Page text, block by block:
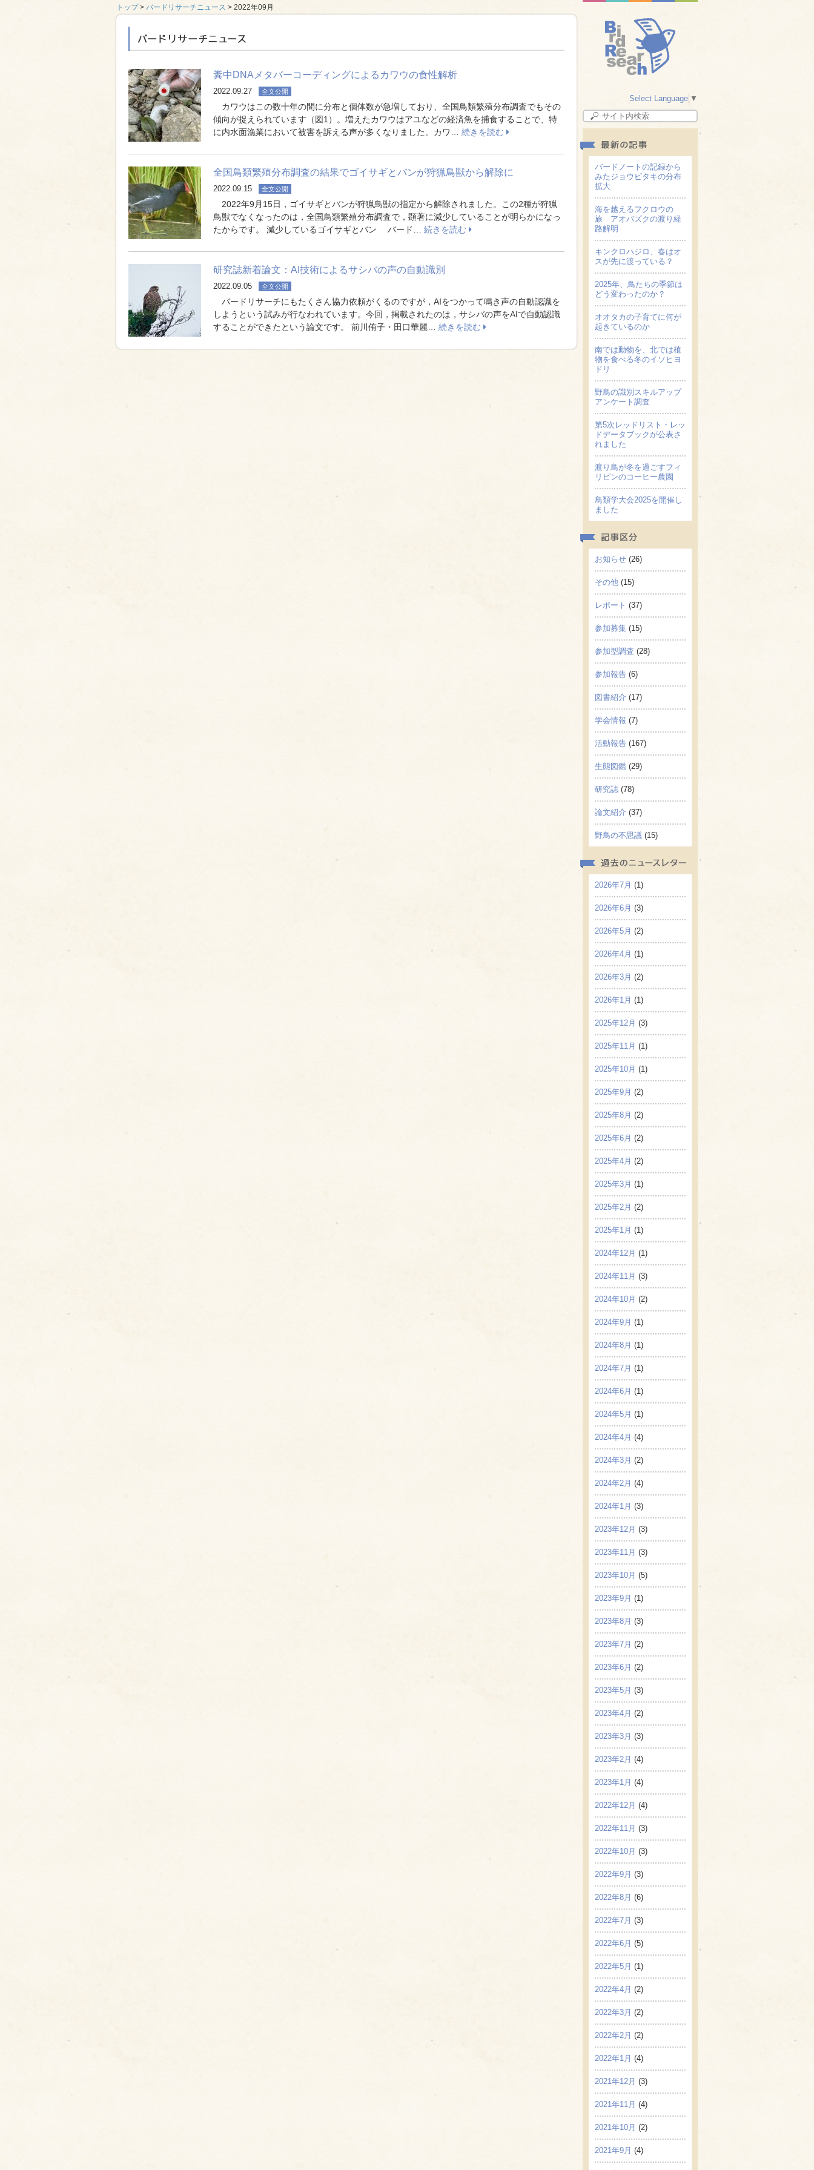
トップ> バードリサーチニュース > 2022年09月
糞中DNAメタバーコーディングによるカワウの食性解析
2022.09.27 全文公開
カワウはこの数十年の間に分布と個体数が急増しており、全国鳥類繁殖分布調査でもその
傾向が捉えられています（図1）。増えたカワウはアユなどの経済魚を捕食することで、特
に内水面漁業において被害を訴える声が多くなりました。カワ… 続きを読む
全国鳥類繁殖分布調査の結果でゴイサギとバンが狩猟鳥獣から解除に
2022.09.15 全文公開
2022年9月15日，ゴイサギとバンが狩猟鳥獣の指定から解除されました。この2種が狩猟
鳥獣でなくなったのは，全国鳥類繁殖分布調査で，顕著に減少していることが明らかになっ
たからです。 減少しているゴイサギとバン バード… 続きを読む
研究誌新着論文：AI技術によるサシバの声の自動識別
2022.09.05 全文公開
バードリサーチにもたくさん協力依頼がくるのですが，AIをつかって鳴き声の自動認識を
しようという試みが行なわれています。今回，掲載されたのは，サシバの声をAIで自動認識
することができたという論文です。 前川侑子・田口華麗… 続きを読む
Select Language ▼
バードノートの記録から
みたジョウビタキの分布
拡大
海を越えるフクロウの
旅 アオバズクの渡り経
路解明
キンクロハジロ、春はオ
スが先に渡っている？
2025年、鳥たちの季節は
どう変わったのか？
オオタカの子育てに何が
起きているのか
南では動物を、北では植
物を食べる冬のイソヒヨ
ドリ
野鳥の識別スキルアップ
アンケート調査
第5次レッドリスト・レッ
ドデータブックが公表さ
れました
渡り鳥が冬を過ごすフィ
リピンのコーヒー農園
鳥類学大会2025を開催し
ました
お知らせ (26)
その他 (15)
レポート (37)
参加募集 (15)
参加型調査 (28)
参加報告 (6)
図書紹介 (17)
学会情報 (7)
活動報告 (167)
生態図鑑 (29)
研究誌 (78)
論文紹介 (37)
野鳥の不思議 (15)
2026年7月 (1)
2026年6月 (3)
2026年5月 (2)
2026年4月 (1)
2026年3月 (2)
2026年1月 (1)
2025年12月 (3)
2025年11月 (1)
2025年10月 (1)
2025年9月 (2)
2025年8月 (2)
2025年6月 (2)
2025年4月 (2)
2025年3月 (1)
2025年2月 (2)
2025年1月 (1)
2024年12月 (1)
2024年11月 (3)
2024年10月 (2)
2024年9月 (1)
2024年8月 (1)
2024年7月 (1)
2024年6月 (1)
2024年5月 (1)
2024年4月 (4)
2024年3月 (2)
2024年2月 (4)
2024年1月 (3)
2023年12月 (3)
2023年11月 (3)
2023年10月 (5)
2023年9月 (1)
2023年8月 (3)
2023年7月 (2)
2023年6月 (2)
2023年5月 (3)
2023年4月 (2)
2023年3月 (3)
2023年2月 (4)
2023年1月 (4)
2022年12月 (4)
2022年11月 (3)
2022年10月 (3)
2022年9月 (3)
2022年8月 (6)
2022年7月 (3)
2022年6月 (5)
2022年5月 (1)
2022年4月 (2)
2022年3月 (2)
2022年2月 (2)
2022年1月 (4)
2021年12月 (3)
2021年11月 (4)
2021年10月 (2)
2021年9月 (4)